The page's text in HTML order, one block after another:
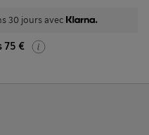
30 jours avec
75 €